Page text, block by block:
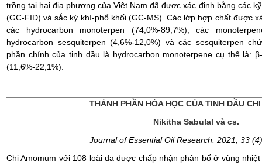
trồng tại hai địa phương của Việt Nam đã được xác định bằng các
(GC-FID) và sắc ký khí-phổ khối (GC-MS). Các lớp hợp chất được
các hydrocarbon monoterpen (74,0%-89,7%), các
hydrocarbon sesquiterpen (4,6%-12,0%) và các sesquiterpen
phần chính của tinh dầu là hydrocarbon monoterpene cụ thể là:
(11,6%-22,1%).
THÀNH PHẦN HÓA HỌC CỦA TINH DẦU CHI
Nikitha Sabulal và cs.
Journal of Essential Oil Research. 2021; 33
Chi Amomum với 108 loài đa được chấp nhận phân bố ở vùng